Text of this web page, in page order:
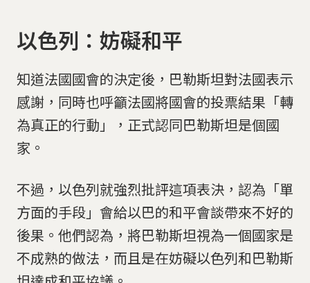
以色列：妨礙和平
知道法國國會的決定後，巴勒斯坦對法國表示
感謝，同時也呼籲法國將國會的投票結果「轉
為真正的行動」，正式認同巴勒斯坦是個國
家。
不過，以色列就強烈批評這項表決，認為「單
方面的手段」會給以巴的和平會談帶來不好的
後果。他們認為，將巴勒斯坦視為一個國家是
不成熟的做法，而且是在妨礙以色列和巴勒斯